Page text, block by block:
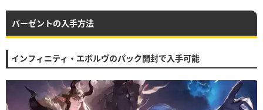
バーゼントの入手方法
インフィニティ・エボルヴのパック開封で入手可能